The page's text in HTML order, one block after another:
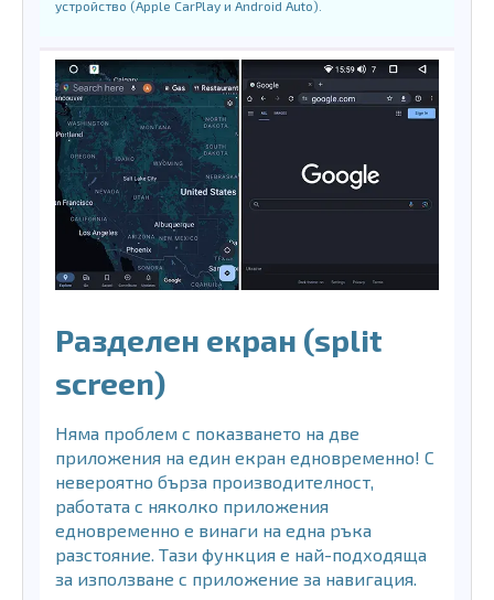
устройство (Apple CarPlay и Android Auto).
Разделен екран (split
screen)
Няма проблем с показването на две
приложения на един екран едновременно! С
невероятно бърза производителност,
работата с няколко приложения
едновременно е винаги на една ръка
разстояние. Тази функция е най-подходяща
за използване с приложение за навигация.